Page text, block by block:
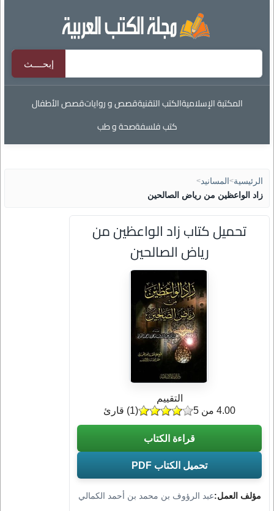
المكتبة الإسلاميةالكتب التقنيةقصص و رواياتقصص الأطفال
كتب فلسفةصحة و طب
الرئيسية> المسانيد>
زاد الواعظين من رياض الصالحين
تحميل كتاب زاد الواعظين من
رياض الصالحين
مؤلف العمل:عبد الرؤوف بن محمد بن أحمد الكمالي
التقييم
(
1) قارئ 4.00 من 5
قراءة الكتاب
تحميل الكتاب PDF